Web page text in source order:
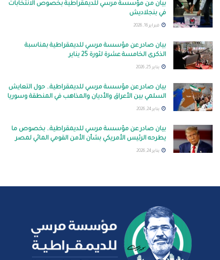
بيان من مؤسسة مرسي للديمقراطية بخصوص الانتخابات
في بنجلاديش
فبراير 16, 2026
بيان صادر عن مؤسسة مرسي للديمقراطية بمناسبة
الذكرى الخامسة عشرة لثورة 25 يناير
يناير 25, 2026
بيان صادر عن مؤسسة مرسي للديمقراطية.. حول التعايش
السلمي بين الأعراق والأديان والمذاهب في المنطقة وسوريا
يناير 24, 2026
بيان صادر عن مؤسسة مرسي للديمقراطية.. بخصوص ما
يطرحه الرئيس الأمريكي بشأن الأمن القومي المائي لمصر
يناير 24, 2026